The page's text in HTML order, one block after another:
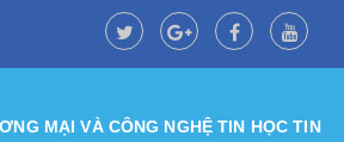
MẠI VÀ CÔNG NGHỆ TIN HỌC TIN